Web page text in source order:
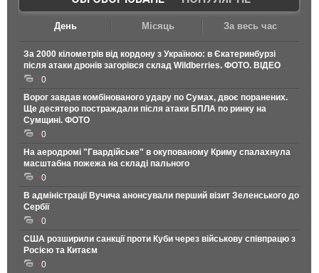
День Місяць За весь час
За 2000 кілометрів від кордону з Україною: в Єкатеринбурзі
після атаки дронів загорівся склад Wildberries. ФОТО. ВІДЕО
0
Ворог завдав комбінованого удару по Сумах, двоє поранених.
Ще десятеро постраждали після атаки БПЛА по ринку на
Сумщині. ФОТО
0
На аеродромі "Гвардійське" в окупованому Криму спалахнула
масштабна пожежа на складі пального
0
В адміністрації Вучича анонсували перший візит Зеленського до
Сербії
0
США розширили санкції проти Куби через військову співпрацю з
Росією та Китаєм
0